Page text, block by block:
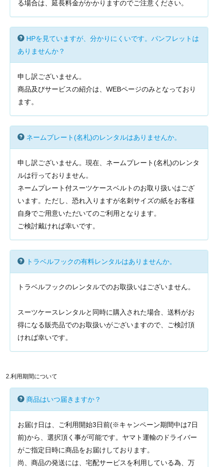
る場合は、延長料金がかかりますのでご注意ください。
HPを見ていますが、分かりにくいです。パンフレットは
ありませんか？
申し訳ございません。
商品及びサービスの紹介は、WEBページのみとなっており
ます。
ネームプレート(名札)のレンタルはありませんか。
申し訳ございません。現在、ネームプレート(名札)のレンタ
ルは行っておりません。
ネームプレート付スーツケースベルトのお取り扱いはござ
います。ただし、恐れ入りますが名刺サイズの紙をお客様
自身でご用意いただいてのご利用となります。
ご検討戴ければ幸いです。
トラベルフックの有料レンタルはありませんか。
トラベルフックのレンタルでのお取扱いはございません。
スーツケースレンタルと同時に購入された場合、送料がお
得になる販売品でのお取扱いがございますので、ご検討頂
ければ幸いです。
2.利用期間について
商品はいつ届きますか？
お届け日は、ご利用開始3日前(※キャンペーン期間中は7日
前)から、選択頂く事が可能です。ヤマト運輸のドライバー
がご指定日時に商品をお届けしております。
尚、商品の発送には、宅配サービスを利用している為、万